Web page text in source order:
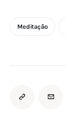
Meditação